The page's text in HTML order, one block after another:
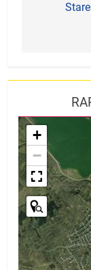
+
−